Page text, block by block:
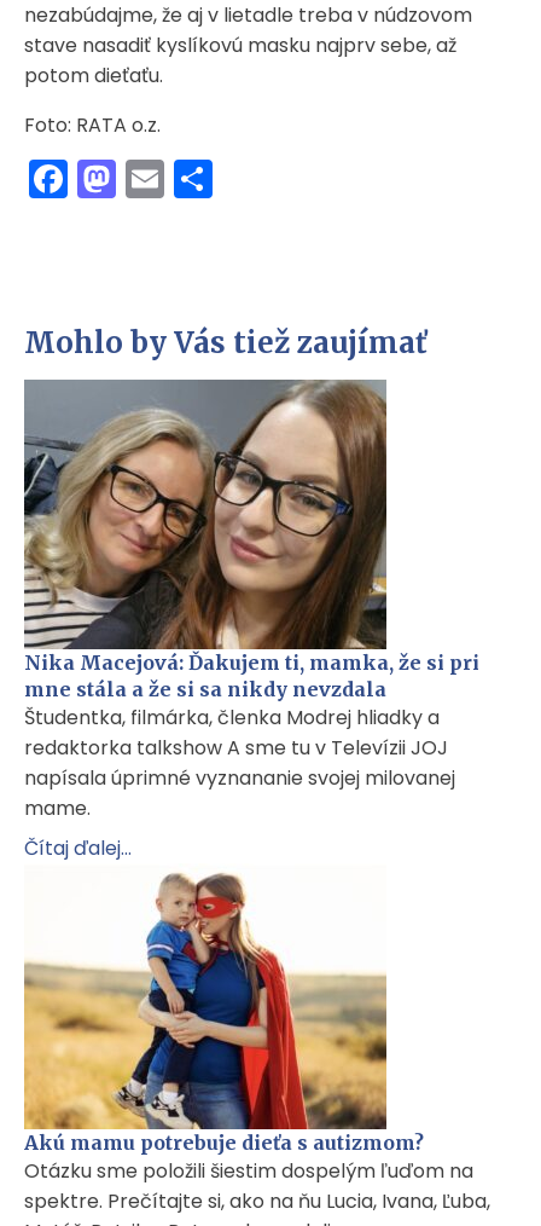
nezabúdajme, že aj v lietadle treba v núdzovom
stave nasadiť kyslíkovú masku najprv sebe, až
potom dieťaťu.
Foto: RATA o.z.
Facebook
Mastodon
Email
Mohlo by Vás tiež zaujímať
Nika Macejová: Ďakujem ti, mamka, že si pri
mne stála a že si sa nikdy nevzdala
Študentka, filmárka, členka Modrej hliadky a
redaktorka talkshow A sme tu v Televízii JOJ
napísala úprimné vyznananie svojej milovanej
mame.
Čítaj ďalej...
Akú mamu potrebuje dieťa s autizmom?
Otázku sme položili šiestim dospelým ľuďom na
spektre. Prečítajte si, ako na ňu Lucia, Ivana, Ľuba,